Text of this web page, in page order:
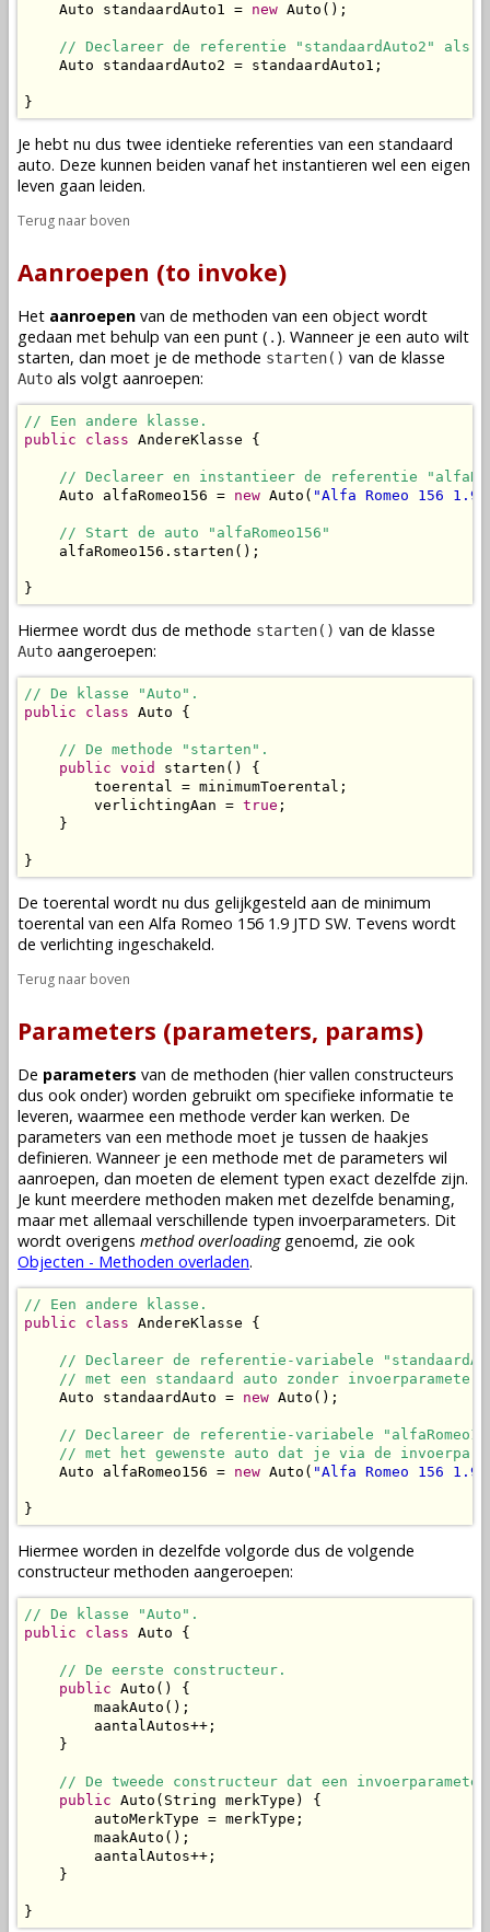
    Auto standaardAuto1 =
new Auto();
// Declareer de referentie "standaardAuto2" als
    Auto standaardAuto2 = standaardAuto1;
}
Je hebt nu dus twee identieke referenties van een standaard
auto. Deze kunnen beiden vanaf het instantieren wel een eigen
leven gaan leiden.
Terug naar boven
Aanroepen (to invoke)
Het aanroepen van de methoden van een object wordt
gedaan met behulp van een punt ( . ). Wanneer je een auto wilt
starten, dan moet je de methode starten() van de klasse
Auto als volgt aanroepen:
// Een andere klasse.
public
class AndereKlasse {
// Declareer en instantieer de referentie
    Auto alfaRomeo156 =
new Auto( "Alfa Romeo 156 1.9
// Start de auto "alfaRomeo156"
    alfaRomeo156.starten();
}
Hiermee wordt dus de methode starten() van de klasse
Auto aangeroepen:
// De klasse "Auto".
public
class Auto {
// De methode "starten".
public void
starten() {
        toerental = minimumToerental;
        verlichtingAan =
true ;
    }
}
De toerental wordt nu dus gelijkgesteld aan de minimum
toerental van een Alfa Romeo 156 1.9 JTD SW. Tevens wordt
de verlichting ingeschakeld.
Terug naar boven
Parameters (parameters, params)
De parameters van de methoden (hier vallen constructeurs
dus ook onder) worden gebruikt om specifieke informatie te
leveren, waarmee een methode verder kan werken. De
parameters van een methode moet je tussen de haakjes
definieren. Wanneer je een methode met de parameters wil
aanroepen, dan moeten de element typen exact dezelfde zijn.
Je kunt meerdere methoden maken met dezelfde benaming,
maar met allemaal verschillende typen invoerparameters. Dit
wordt overigens method overloadinggenoemd, zie ook
Objecten - Methoden overladen.
// Een andere klasse.
public
class AndereKlasse {
// Declareer de referentie-variabele
// met een standaard auto zonder
    Auto standaardAuto =
new Auto();
// Declareer de referentie-variabele
// met het gewenste auto dat je via de
    Auto alfaRomeo156 =
new Auto( "Alfa Romeo 156 1.9
}
Hiermee worden in dezelfde volgorde dus de volgende
constructeur methoden aangeroepen:
// De klasse "Auto".
public
class Auto {
// De eerste constructeur.
public Auto() {
        maakAuto();
        aantalAutos++;
    }
// De tweede constructeur dat een
public Auto(String merkType) {
        autoMerkType = merkType;
        maakAuto();
        aantalAutos++;
    }
}